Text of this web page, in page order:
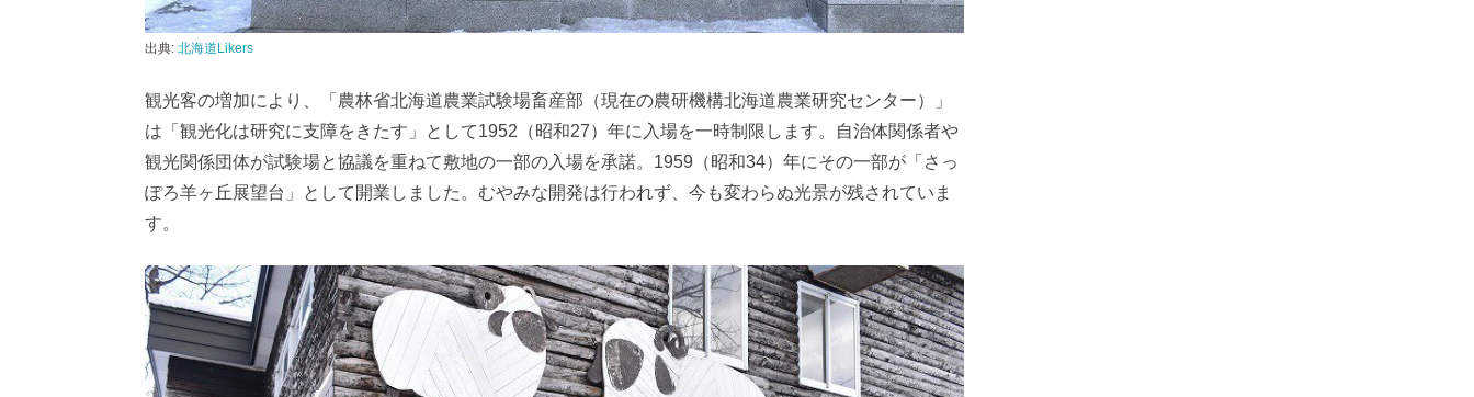
出典: 北海道Likers
観光客の増加により、「農林省北海道農業試験場畜産部（現在の農研機構北海道農業研究センター）」
は「観光化は研究に支障をきたす」として1952（昭和27）年に入場を一時制限します。自治体関係者や
観光関係団体が試験場と協議を重ねて敷地の一部の入場を承諾。1959（昭和34）年にその一部が「さっ
ぽろ羊ヶ丘展望台」として開業しました。むやみな開発は行われず、今も変わらぬ光景が残されていま
す。